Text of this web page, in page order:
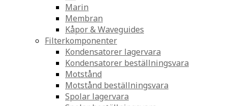
Marin
Membran
Kåpor & Waveguides
Filterkomponenter
Kondensatorer lagervara
Kondensatorer beställningsvara
Motstånd
Motstånd beställningsvara
Spolar lagervara